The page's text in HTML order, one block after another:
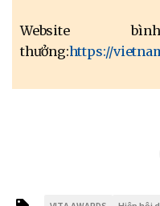
Website
thưởng:https://